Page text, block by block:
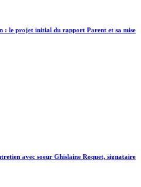
: le projet initial du rapport Parent et sa mise
avec soeur Ghislaine Roquet, signataire